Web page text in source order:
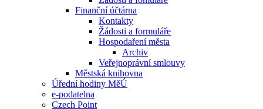
Finanční účtárna
Kontakty
Žádosti a formuláře
Hospodaření města
Archiv
Veřejnoprávní smlouvy
Městská knihovna
Úřední hodiny MěÚ
e-podatelna
Czech Point